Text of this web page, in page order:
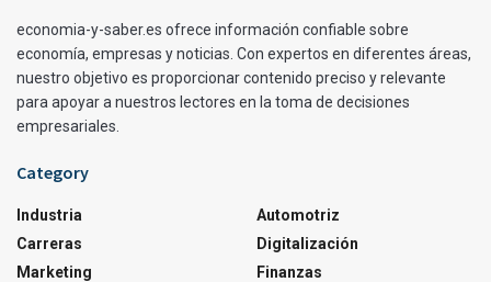
economia-y-saber.es ofrece información confiable sobre
economía, empresas y noticias. Con expertos en diferentes áreas,
nuestro objetivo es proporcionar contenido preciso y relevante
para apoyar a nuestros lectores en la toma de decisiones
empresariales.
Category
Industria
Carreras
Marketing
Automotriz
Digitalización
Finanzas